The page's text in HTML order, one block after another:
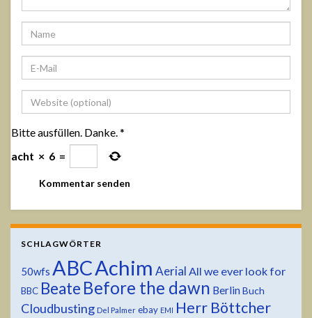
Bitte ausfüllen. Danke.*
acht × 6 =
SCHLAGWÖRTER
50wfs ABCAchim Aerial All we ever look for
BBC Beate Before the dawn Berlin Buch
Cloudbusting Del Palmer ebay EMI Herr Böttcher